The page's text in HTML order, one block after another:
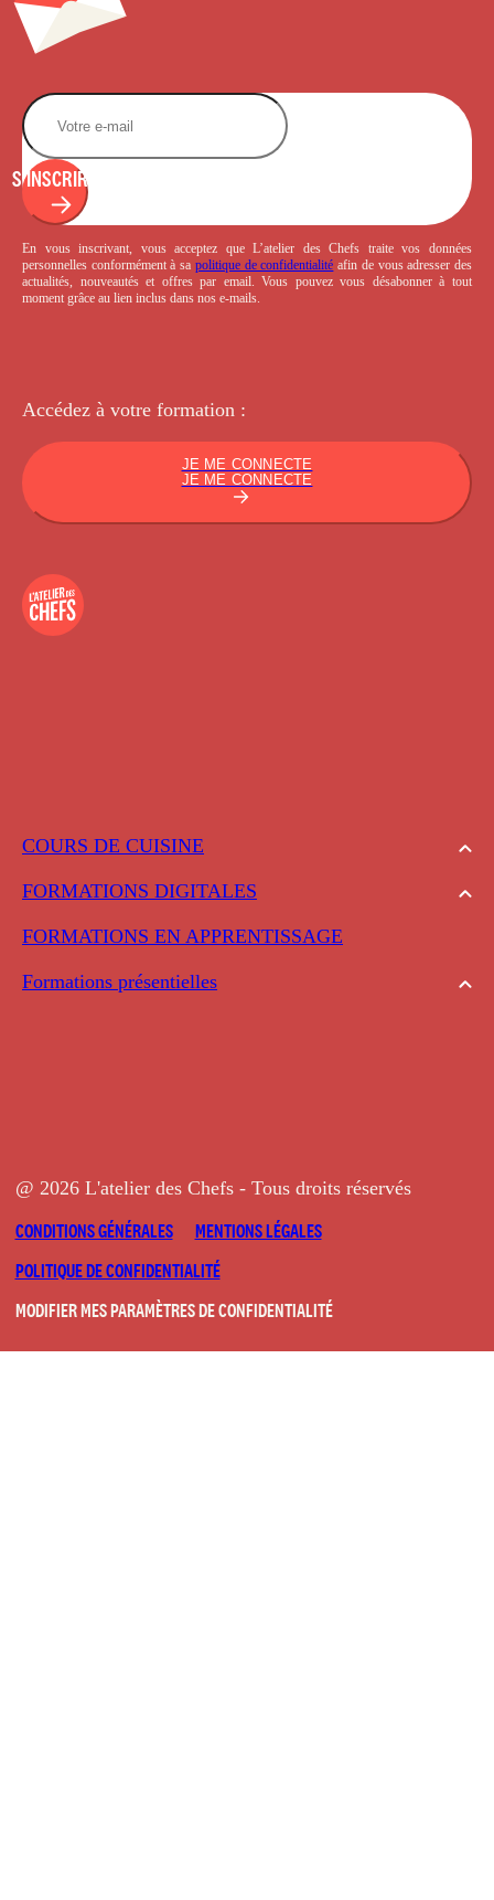
COURS DE CUISINE
FORMATIONS DIGITALES
FORMATIONS EN APPRENTISSAGE
Formations présentielles
S'INSCRIRE
En vous inscrivant, vous acceptez que L’atelier des Chefs traite vos données
personnelles conformément à sa politique de confidentialité afin de vous adresser des
actualités, nouveautés et offres par email. Vous pouvez vous désabonner à tout
moment grâce au lien inclus dans nos e-mails.
Accédez à votre formation :
JE ME CONNECTE
JE ME CONNECTE
@ 2026 L'atelier des Chefs - Tous droits réservés
CONDITIONS GÉNÉRALES
MENTIONS LÉGALES
POLITIQUE DE CONFIDENTIALITÉ
MODIFIER MES PARAMÈTRES DE CONFIDENTIALITÉ